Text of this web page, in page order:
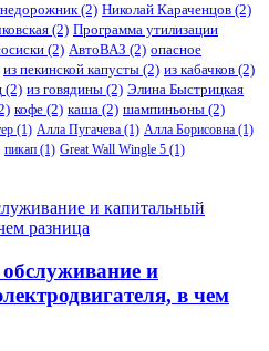
(2) Николай Караченцов (2)
(2) Программа утилизации
(2) АвтоВАЗ (2) опасное
из пекинской капусты (2) из кабачков (2)
(2) из говядины (2) Элина Быстрицкая
кофе (2) каша (2) шампиньоны (2)
(1) Алла Пугачева (1) Алла Борисовна (1)
пикап (1) Great Wall Wingle 5 (1)
и
в чем